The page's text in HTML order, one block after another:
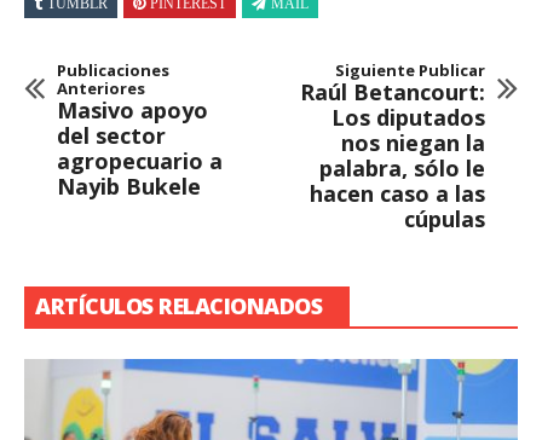
Publicaciones
Anteriores
Masivo apoyo
del sector
agropecuario a
Nayib Bukele
Siguiente Publicar
Raúl Betancourt:
Los diputados
nos niegan la
palabra, sólo le
hacen caso a las
cúpulas
ARTÍCULOS RELACIONADOS